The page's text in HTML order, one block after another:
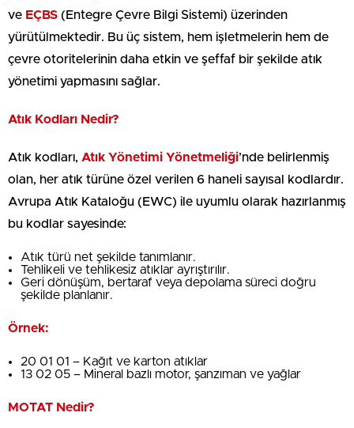
ve EÇBS (Entegre Çevre Bilgi Sistemi) üzerinden
yürütülmektedir. Bu üç sistem, hem işletmelerin hem de
çevre otoritelerinin daha etkin ve şeffaf bir şekilde atık
yönetimi yapmasını sağlar.
Atık Kodları Nedir?
Atık kodları, Atık Yönetimi Yönetmeliği’nde belirlenmiş
olan, her atık türüne özel verilen 6 haneli sayısal kodlardır.
Avrupa Atık Kataloğu (EWC) ile uyumlu olarak hazırlanmış
bu kodlar sayesinde:
Atık türü net şekilde tanımlanır.
Tehlikeli ve tehlikesiz atıklar ayrıştırılır.
Geri dönüşüm, bertaraf veya depolama süreci doğru
şekilde planlanır.
Örnek:
20 01 01 – Kağıt ve karton atıklar
13 02 05 – Mineral bazlı motor, şanzıman ve yağlar
MOTAT Nedir?